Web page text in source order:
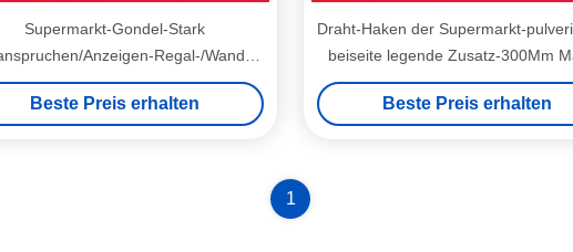
Supermarkt-Gondel-Stark
Anzeigen-Regal-/Wand-
für gute Tragfähigkeit Runda
Beste Preis erhalten
Draht-Haken der Supermarkt-
beiseite legende Zusatz-300Mm
Beste Preis erhalten
1